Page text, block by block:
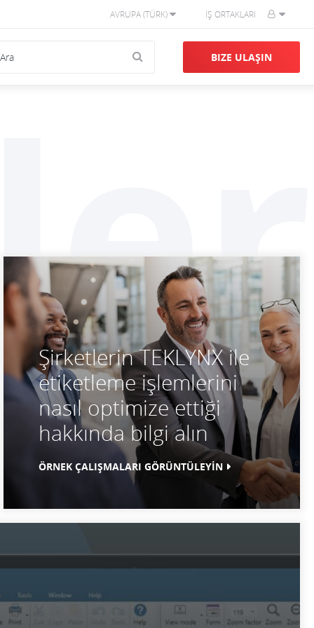
AVRUPA (TÜRK) İŞ ORTAKLARI
BIZE ULAŞIN
Şirketlerin TEKLYNX ile
etiketleme işlemlerini
nasıl optimize ettiği
hakkında bilgi alın
ÖRNEK ÇALIŞMALARI GÖRÜNTÜLEYİN